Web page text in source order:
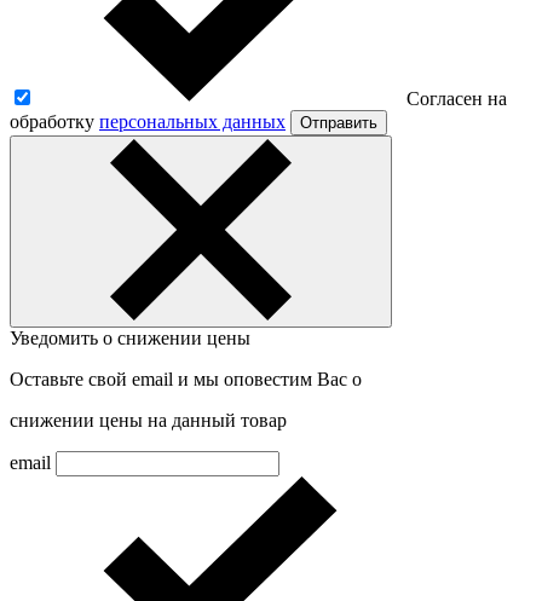
Согласен на
обработку персональных данных Отправить
Уведомить о снижении цены
Оставьте свой email и мы оповестим Вас о
снижении цены на данный товар
email